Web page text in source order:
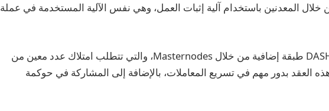
المعدنين باستخدام آلية إثبات العمل، وهي نفس الآلية المستخدمة في عملة
من ناحية أخرى، تضيف DASH طبقة إضافية من خلال Masternodes، والتي تتطلب امتلاك عدد معين من
العقد بدور مهم في تسريع المعاملات، بالإضافة إلى المشاركة في حوكمة